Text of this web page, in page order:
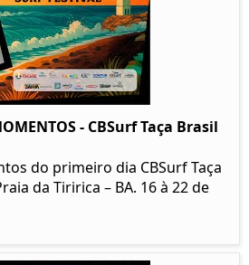
- CBSurf Taça Brasil
do primeiro dia CBSurf Taça
da Tiririca – BA. 16 à 22 de